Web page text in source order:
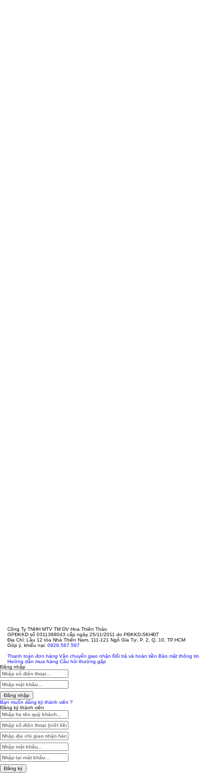
Công Ty TNHH MTV TM DV Hoa Thiên Thảo
GPĐKKD số 0311368043 cấp ngày 25/11/2011 do PĐKKD-SKHĐT
Địa Chỉ: Lầu 12 tòa Nhà Thiên Nam, 111-121 Ngô Gia Tự, P. 2, Q. 10, TP.HCM
Góp ý, khiếu nại: 0926.567.567
Thanh toán đơn hàng Vận chuyển giao nhận Đổi trả và hoàn tiền Bảo mật thông tin
Hướng dẫn mua hàng Câu hỏi thường gặp
Đăng nhập
Đăng nhập
Bạn muốn đăng ký thành viên ?
Đăng ký thành viên
Đăng ký